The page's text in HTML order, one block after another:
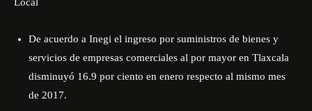
De acuerdo a Inegi el ingreso por suministros de bienes y
servicios de empresas comerciales al por mayor en Tlaxcala
disminuyó 16.9 por ciento en enero respecto al mismo mes
de 2017.